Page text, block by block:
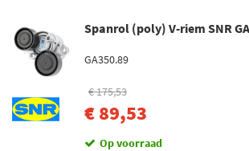
Spanrol (poly) V-riem SNR
GA350.89
€ 175,53
€ 89,53
Op voorraad